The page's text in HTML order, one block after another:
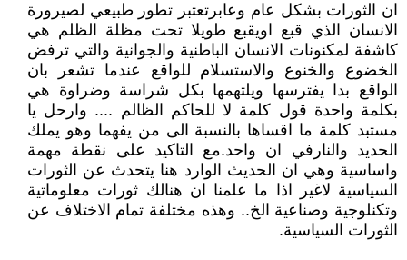
ان الثورات بشكل عام وعابرتعتبر تطور طبيعي لصيرورة
الانسان الذي قبع اويقبع طويلا تحت مظلة الظلم هي
كاشفة لمكنونات الانسان الباطنية والجوانية والتي ترفض
الخضوع والخنوع والاستسلام للواقع عندما تشعر بان
الواقع بدا يفترسها ويلتهمها بكل شراسة وضراوة هي
بكلمة واحدة قول كلمة لا للحاكم الظالم .... وارحل يا
مستبد كلمة ما اقساها بالنسبة الى من يفهما وهو يملك
الحديد والنارفي ان واحد.مع التاكيد على نقطة مهمة
واساسية وهي ان الحديث الوارد هنا يتحدث عن الثورات
السياسية لاغير اذا ما علمنا ان هنالك ثورات معلوماتية
وتكنلوجية وصناعية الخ.. وهذه مختلفة تمام الاختلاف عن
الثورات السياسية.